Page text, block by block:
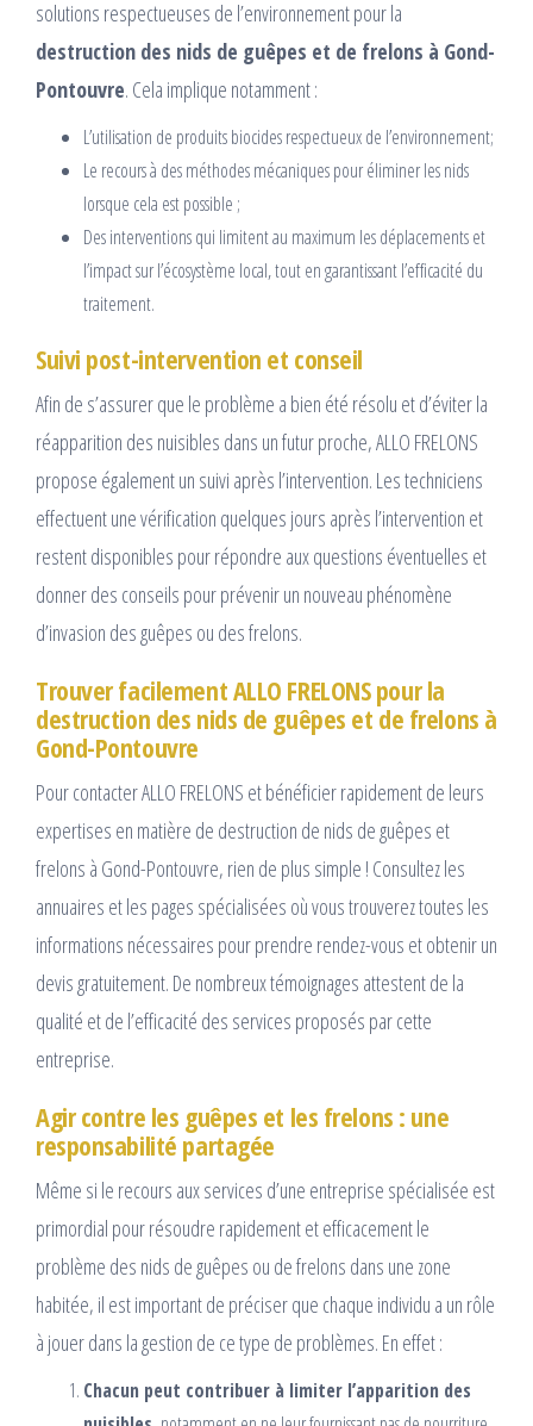
solutions respectueuses de l’environnement pour la
destruction des nids de guêpes et de frelons à Gond-
Pontouvre. Cela implique notamment :
L’utilisation de produits biocides respectueux de l’environnement;
Le recours à des méthodes mécaniques pour éliminer les nids
lorsque cela est possible ;
Des interventions qui limitent au maximum les déplacements et
l’impact sur l’écosystème local, tout en garantissant l’efficacité du
traitement.
Suivi post-intervention et conseil
Afin de s’assurer que le problème a bien été résolu et d’éviter la
réapparition des nuisibles dans un futur proche, ALLO FRELONS
propose également un suivi après l’intervention. Les techniciens
effectuent une vérification quelques jours après l’intervention et
restent disponibles pour répondre aux questions éventuelles et
donner des conseils pour prévenir un nouveau phénomène
d’invasion des guêpes ou des frelons.
Trouver facilement ALLO FRELONS pour la
destruction des nids de guêpes et de frelons à
Gond-Pontouvre
Pour contacter ALLO FRELONS et bénéficier rapidement de leurs
expertises en matière de destruction de nids de guêpes et
frelons à Gond-Pontouvre, rien de plus simple ! Consultez les
annuaires et les pages spécialisées où vous trouverez toutes les
informations nécessaires pour prendre rendez-vous et obtenir un
devis gratuitement. De nombreux témoignages attestent de la
qualité et de l’efficacité des services proposés par cette
entreprise.
Agir contre les guêpes et les frelons : une
responsabilité partagée
Même si le recours aux services d’une entreprise spécialisée est
primordial pour résoudre rapidement et efficacement le
problème des nids de guêpes ou de frelons dans une zone
habitée, il est important de préciser que chaque individu a un rôle
à jouer dans la gestion de ce type de problèmes. En effet :
Chacun peut contribuer à limiter l’apparition des